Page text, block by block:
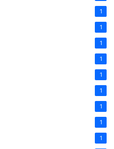
1
1
1
1
1
1
1
1
1